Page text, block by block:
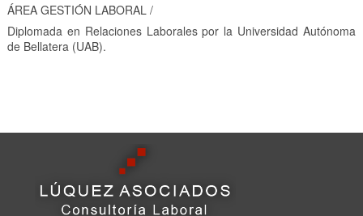
ÁREA GESTIÓN LABORAL /
Diplomada en Relaciones Laborales por la Universidad Autónoma
de Bellatera (UAB).